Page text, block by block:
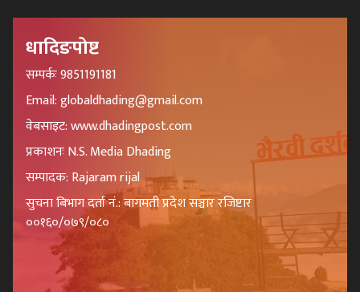
धादिङपोष्ट
सम्पर्कः 9851191181
Email: globaldhading@gmail.com
वेबसाइट: www.dhadingpost.com
प्रकाशनः N.S. Media Dhading
सम्पादक: Rajaram rijal
सुचना बिभाग दर्ता नं.: बागमती प्रदेश सञ्चार रजिष्टार
००१६०/०७९/०८०